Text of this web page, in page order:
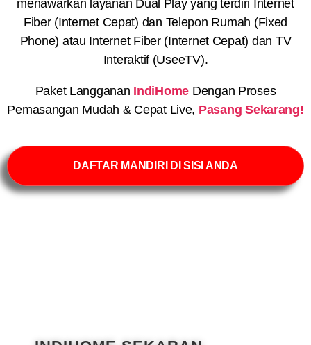
menawarkan layanan Dual Play yang terdiri Internet
Fiber (Internet Cepat) dan Telepon Rumah (Fixed
Phone) atau Internet Fiber (Internet Cepat) dan TV
Interaktif (UseeTV).
Paket Langganan IndiHome Dengan Proses
Pemasangan Mudah & Cepat Live, Pasang Sekarang!
DAFTAR MANDIRI DI SISI ANDA